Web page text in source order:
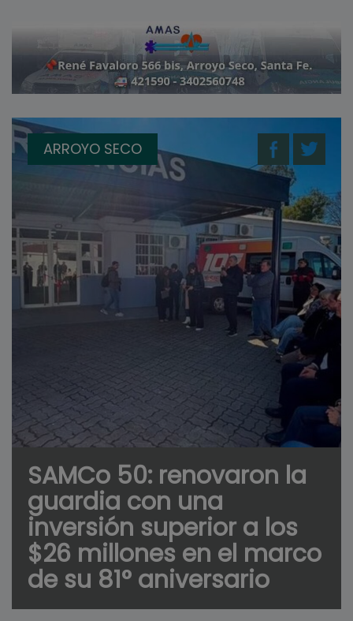
ARROYO SECO
SAMCo 50: renovaron la
guardia con una
inversión superior a los
$26 millones en el marco
de su 81° aniversario